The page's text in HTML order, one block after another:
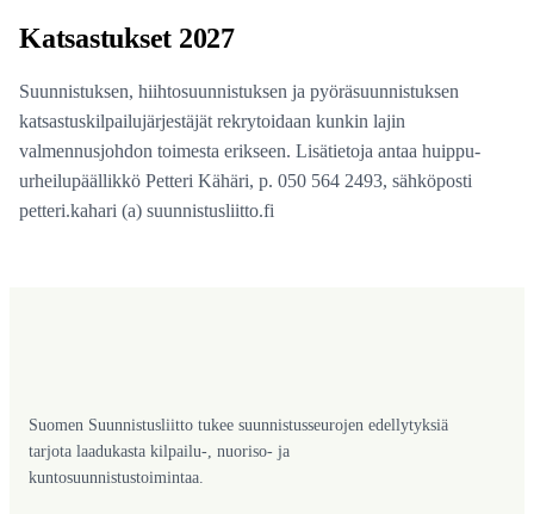
Katsastukset 2027
Suunnistuksen, hiihtosuunnistuksen ja pyöräsuunnistuksen
katsastuskilpailujärjestäjät rekrytoidaan kunkin lajin
valmennusjohdon toimesta erikseen. Lisätietoja antaa huippu-
urheilupäällikkö Petteri Kähäri, p. 050 564 2493, sähköposti
petteri.kahari (a) suunnistusliitto.fi
Suomen Suunnistusliitto tukee suunnistusseurojen edellytyksiä
tarjota laadukasta kilpailu-, nuoriso- ja
kuntosuunnistustoimintaa.